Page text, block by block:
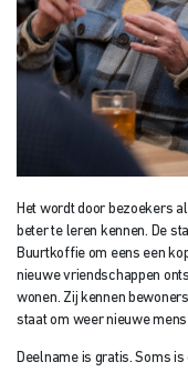
Het wordt door bezoekers
beter te leren kennen. De
Buurtkoffie om eens een
nieuwe vriendschappen
wonen. Zij kennen
staat om weer nieuwe
Deelname is gratis. Soms